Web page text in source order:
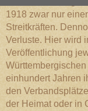
1918 zwar nur
Streitkräften.
Verluste. Hier wird
Veröffentlichung
einhundert Jahren
den
der Heimat oder in